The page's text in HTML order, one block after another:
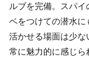
ルブを完備。スパ
ベをつけての潜水
活かせる場面は少
常に魅力的に感じら